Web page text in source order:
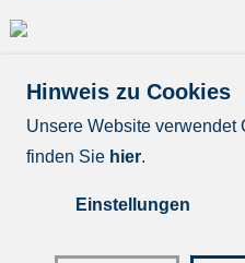
mehr
Impressum Datenschutz
AGB/AVLB
Hinweis zu Cookies
Unsere Website verwendet
finden Sie hier.
Einstellungen